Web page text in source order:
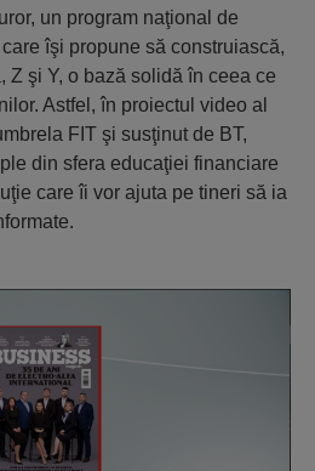
un program naţional de
îşi propune să construiască,
Z şi Y, o bază solidă în ceea ce
Astfel, în proiectul video al
FIT şi susţinut de BT,
din sfera educaţiei financiare
care îi vor ajuta pe tineri să ia